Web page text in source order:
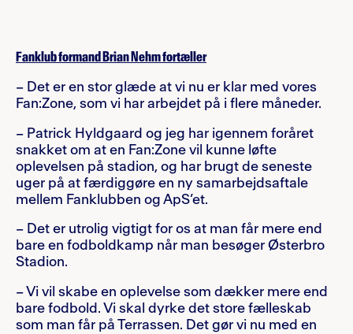
Fanklub formand Brian Nehm fortæller
– Det er en stor glæde at vi nu er klar med vores
Fan:Zone, som vi har arbejdet på i flere måneder.
– Patrick Hyldgaard og jeg har igennem foråret
snakket om at en Fan:Zone vil kunne løfte
oplevelsen på stadion, og har brugt de seneste
uger på at færdiggøre en ny samarbejdsaftale
mellem Fanklubben og ApS’et.
– Det er utrolig vigtigt for os at man får mere end
bare en fodboldkamp når man besøger Østerbro
Stadion.
– Vi vil skabe en oplevelse som dækker mere end
bare fodbold. Vi skal dyrke det store fælleskab
som man får på Terrassen. Det gør vi nu med en